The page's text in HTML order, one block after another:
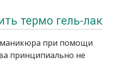
термо гель-лак
маникюра при помощи
принципиально не